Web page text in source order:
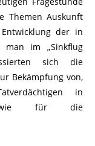
Themen Auskunft
der in
man im „Sinkflug
sich die
Bekämpfung von,
in
für die